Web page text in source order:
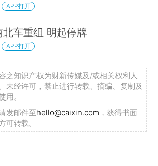
APP打开
车重组 明起停牌
APP打开
之知识产权为财新传媒及/或相关权利人
未经许可，禁止进行转载、摘编、复制及
用。
发邮件至hello@caixin.com ，获得书面
可转载。